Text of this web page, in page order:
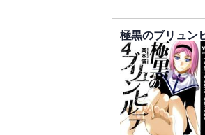
極黒のブリュン